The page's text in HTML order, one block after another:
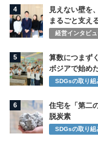
4
見えない壁を
まるごと支え
経営インタビ
5
算数につまず
ボジアで始め
SDGsの取り組
6
住宅を「第二
脱炭素
SDGsの取り組